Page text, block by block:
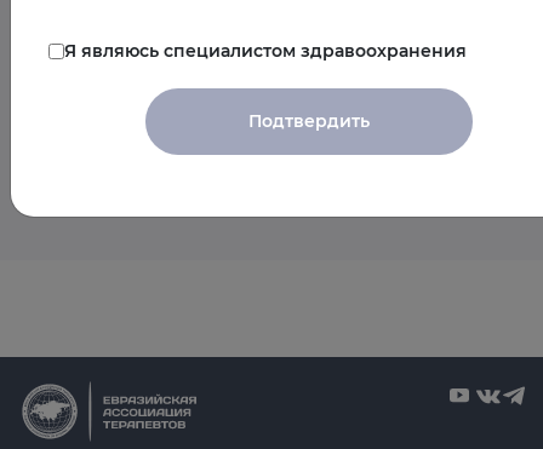
Предстоящие
мероприятия спикера
Пока мероприятия со спикером не запланированы
Я являюсь специалистом здравоохранения
Подтвердить